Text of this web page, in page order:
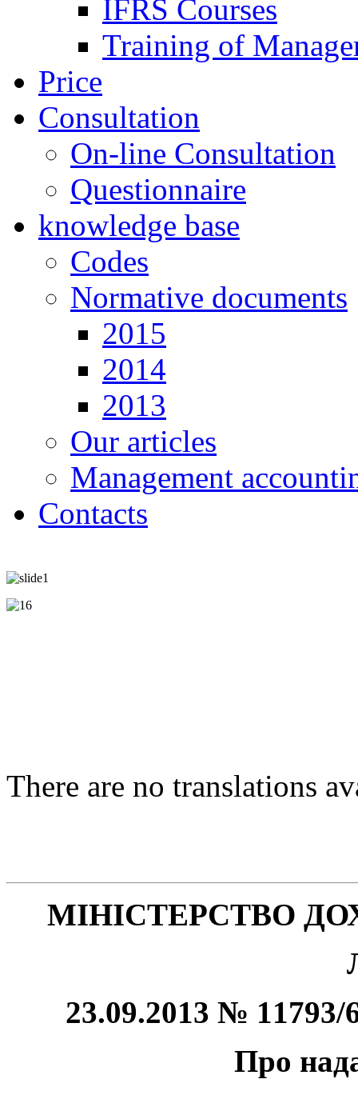
IFRS Courses
Training of
Price
Consultation
On-line Consultation
Questionnaire
knowledge base
Codes
Normative documents
2015
2014
2013
Our articles
Management
Contacts
There are no translations
МІНІСТЕРСТВО
23.09.2013 № 11793/
Про